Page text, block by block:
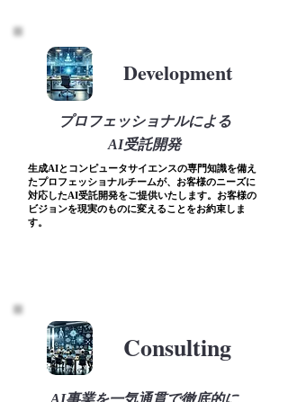
生成AIとコンピュータサイエンスの専門知識を備え
たプロフェッショナルチームが、お客様のニーズに
対応したAI受託開発をご提供いたします。お客様の
ビジョンを現実のものに変えることをお約束しま
す。
Development
プロフェッショナルによる
AI受託開発
Consulting
AI事業を一気通貫で徹底的に